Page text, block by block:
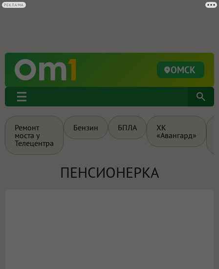
ОМСК
Ремонт
моста у
Телецентра
Бензин БПЛА
ХК
«Авангард»
ПЕНСИОНЕРКА
РЕКЛАМА